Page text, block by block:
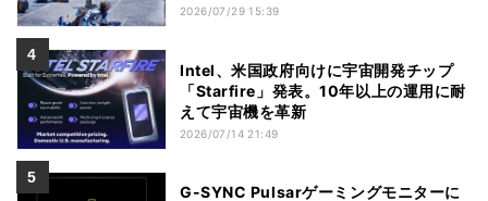
2026/07/29 15:39
Intel、米国政府向けに宇宙開発チップ
「Starfire」発表。10年以上の運用に耐
えて宇宙機を革新
2026/07/14 21:49
G-SYNC Pulsarゲーミングモニターに